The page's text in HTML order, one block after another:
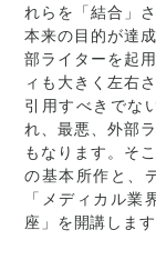
れらを「結合」
本来の目的が達
部ライターを起
ィも大きく左右
引用すべきでな
れ、最悪、外部
もなります。そ
の基本所作と、
「メディカル
座」を開講します